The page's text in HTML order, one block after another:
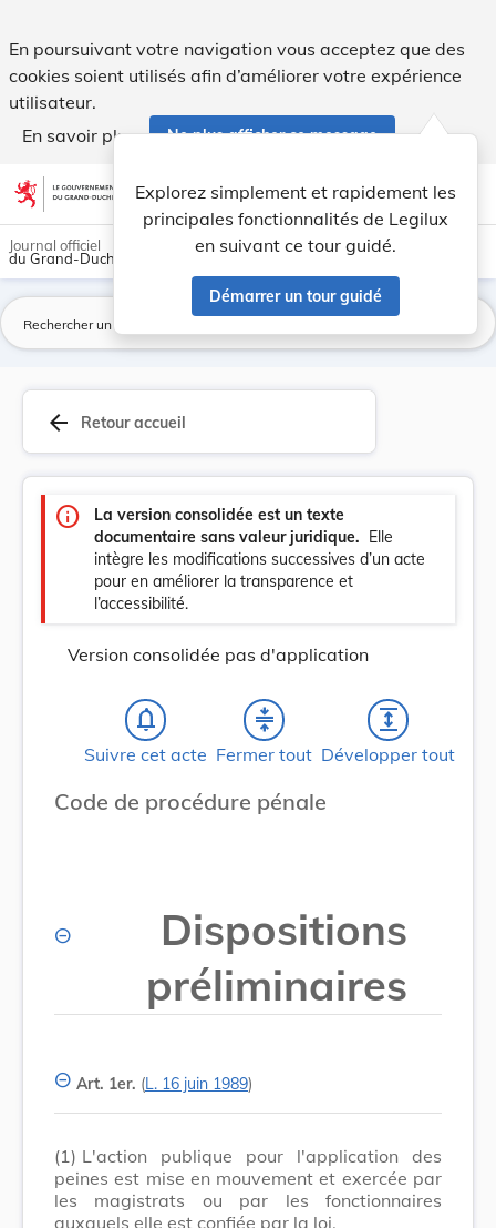
En poursuivant votre navigation vous acceptez que des
cookies soient utilisés afin d’améliorer votre expérience
utilisateur.
En savoir plus
Ne plus afficher ce message
Aller au contenu account_circle help Aide
Explorez simplement et rapidement les
principales fonctionnalités de Legilux
en suivant ce tour guidé.
Démarrer un tour guidé
light_mode dark_mode
Journal officiel
du Grand-Duché de Luxembourg
arrow_back Retour accueil
info
La version consolidée est un texte
documentaire sans valeur juridique. Elle
intègre les modifications successives d’un acte
pour en améliorer la transparence et
l’accessibilité.
Version consolidée pas d'application
notifications_none
Suivre cet acte
compress
Fermer tout
expand
Développer tout
Code de procédure pénale
Dispositions
préliminaires
Art. 1er. (L. 16 juin 1989)
(1) L'action publique pour l'application des
peines est mise en mouvement et exercée par
les magistrats ou par les fonctionnaires
auxquels elle est confiée par la loi.